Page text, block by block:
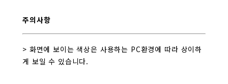
주의사항
> 화면에 보이는 색상은 사용하는 PC환경에 따라 상이하
게 보일 수 있습니다.